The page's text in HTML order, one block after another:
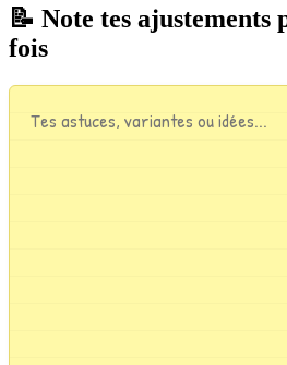
📝 Note tes
fois